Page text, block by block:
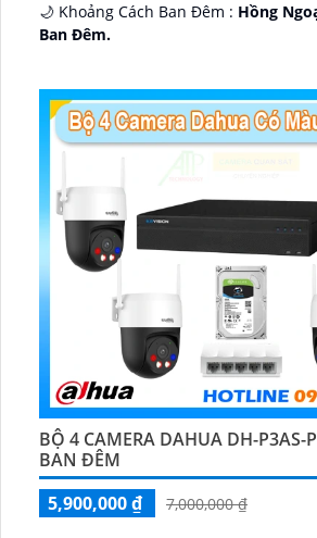
🌙 Khoảng Cách Ban Đêm : Hồng
Ban Ðêm.
BỘ 4 CAMERA DAHUA DH-P3AS-
BAN ĐÊM
5,900,000 ₫
7,000,000 ₫